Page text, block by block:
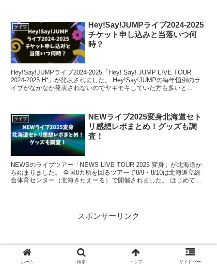
ライブ
Hey!Say!JUMPライブ2024-2025
チケット申し込みと当落いつ何
時？
Hey!Say!JUMPライブ2024-2025「Hey! Say! JUMP LIVE TOUR
2024-2025 H⁺」が発表されました。 Hey!Say!JUMPの毎年恒例のラ
イブがなかなか発表されないのでヤキモキしていた方も多いと...
ライブ
NEWライブ2025変身北海道セト
リ感想レポまとめ！グッズも調
査！
NEWSのライブツアー「NEWS LIVE TOUR 2025 変身」が北海道か
ら始まりました。 全国8カ所を回るツアーで8/9・8/10は北海道立総
合体育センター（北海きたえーる）で開催されました。 はじめての
スポンサーリンク
アイドル音楽フェスThe ONE 当落時間は
ホーム 検索 トップ サイドバー